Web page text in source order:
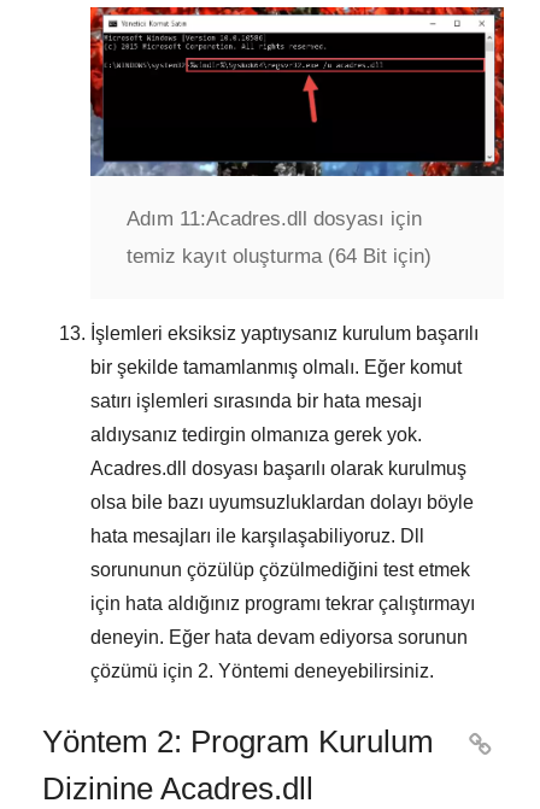
Adım 11:Acadres.dll dosyası için
temiz kayıt oluşturma (64 Bit için)
İşlemleri eksiksiz yaptıysanız kurulum başarılı
bir şekilde tamamlanmış olmalı. Eğer komut
satırı işlemleri sırasında bir hata mesajı
aldıysanız tedirgin olmanıza gerek yok.
Acadres.dll dosyası başarılı olarak kurulmuş
olsa bile bazı uyumsuzluklardan dolayı böyle
hata mesajları ile karşılaşabiliyoruz. Dll
sorununun çözülüp çözülmediğini test etmek
için hata aldığınız programı tekrar çalıştırmayı
deneyin. Eğer hata devam ediyorsa sorunun
çözümü için 2. Yöntemi deneyebilirsiniz.
Yöntem 2: Program Kurulum
Dizinine Acadres.dll
